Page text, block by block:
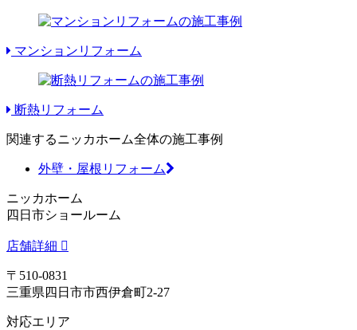
マンションリフォーム
断熱リフォーム
関連するニッカホーム全体の施工事例
外壁・屋根リフォーム
ニッカホーム
四日市ショールーム
店舗詳細
〒510-0831
三重県四日市市西伊倉町2-27
対応エリア